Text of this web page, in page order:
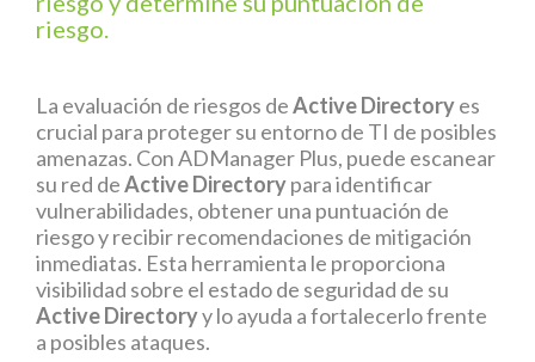
riesgo.
La evaluación de riesgos deActive Directoryes
crucial para proteger su entorno de TI de posibles
amenazas. Con ADManager Plus, puede escanear
su red deActive Directorypara identificar
vulnerabilidades, obtener una puntuación de
riesgo y recibir recomendaciones de mitigación
inmediatas. Esta herramienta le proporciona
visibilidad sobre el estado de seguridad de su
Active Directoryy lo ayuda a fortalecerlo frente
a posibles ataques.